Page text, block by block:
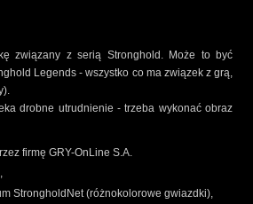
związany z serią Stronghold. Może to być
Legends - wszystko co ma związek z grą,
drobne utrudnienie - trzeba wykonać obraz
firmę GRY-OnLine S.A.
StrongholdNet (różnokolorowe gwiazdki),